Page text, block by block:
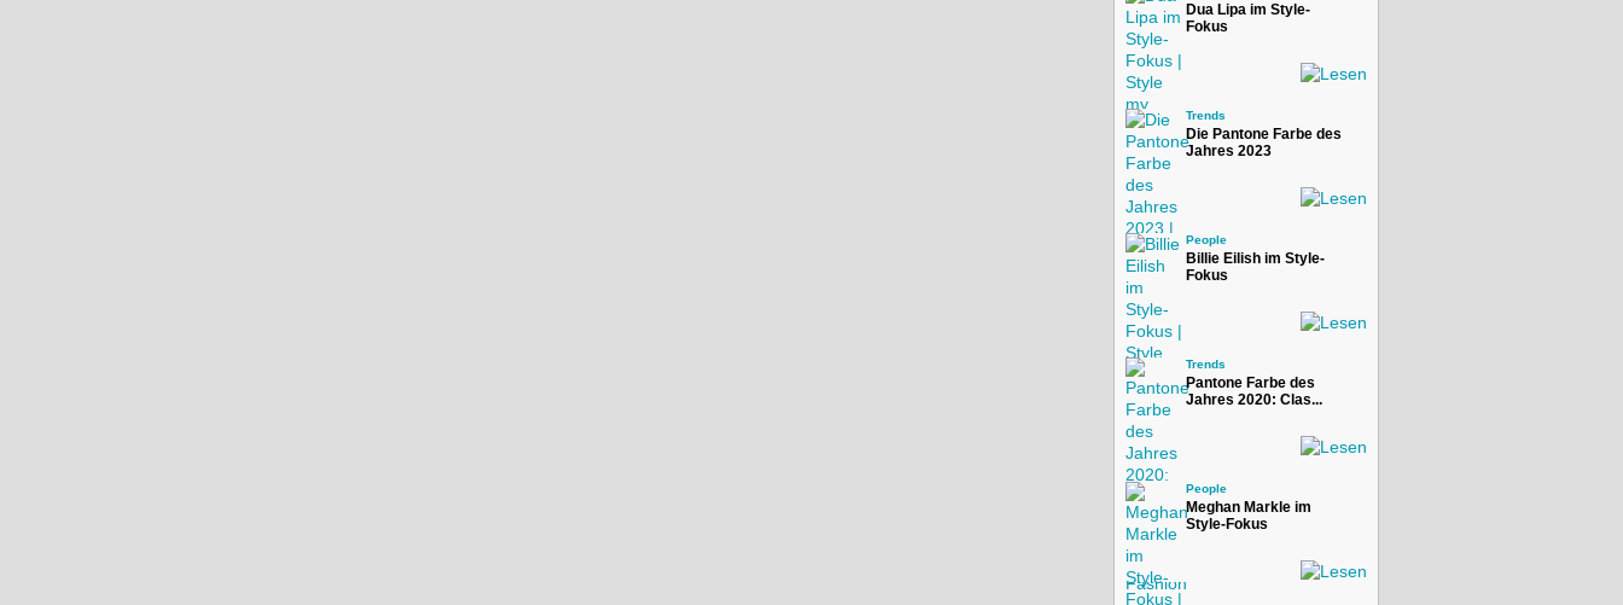
Dua Lipa im Style-
Fokus
Trends
Die Pantone Farbe des
Jahres 2023
People
Billie Eilish im Style-
Fokus
Trends
Pantone Farbe des
Jahres 2020: Clas...
People
Meghan Markle im
Style-Fokus